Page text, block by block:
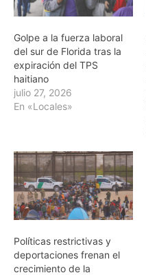
Golpe a la fuerza laboral
del sur de Florida tras la
expiración del TPS
haitiano
julio 27, 2026
En «Locales»
Políticas restrictivas y
deportaciones frenan el
crecimiento de la